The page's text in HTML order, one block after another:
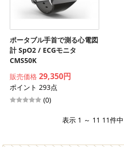
ポータブル手首で測る心電図
計 SpO2 / ECGモニタ
CMS50K
販売価格 29,350円
ポイント 293点
(0)
表示 1 ～ 11 11件